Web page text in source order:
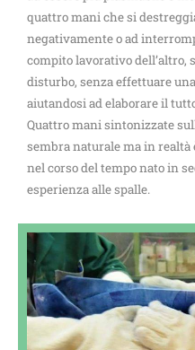
quattro mani che si
negativamente o ad
compito lavorativo dell’altro,
disturbo, senza effettuare
aiutandosi ad elaborare il
Quattro mani sintonizzate
sembra naturale ma in
nel corso del tempo nato in
esperienza alle spalle.